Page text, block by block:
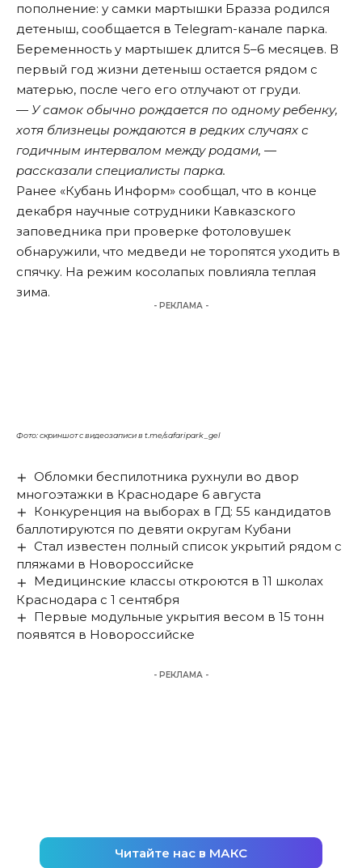
пополнение: у самки мартышки Бразза родился
детеныш, сообщается в Telegram-канале парка.
Беременность у мартышек длится 5–6 месяцев. В
первый год жизни детеныш остается рядом с
матерью, после чего его отлучают от груди.
— У самок обычно рождается по одному ребенку,
хотя близнецы рождаются в редких случаях с
годичным интервалом между родами, —
рассказали специалисты парка.
Ранее «Кубань Информ» сообщал, что в конце
декабря научные сотрудники Кавказского
заповедника при проверке фотоловушек
обнаружили, что медведи не торопятся уходить в
спячку. На режим косолапых повлияла теплая
зима.
- РЕКЛАМА -
Фото: скриншот с видеозаписи в t.me/safaripark_gel
Обломки беспилотника рухнули во двор
многоэтажки в Краснодаре 6 августа
Конкуренция на выборах в ГД: 55 кандидатов
баллотируются по девяти округам Кубани
Стал известен полный список укрытий рядом с
пляжами в Новороссийске
Медицинские классы откроются в 11 школах
Краснодара с 1 сентября
Первые модульные укрытия весом в 15 тонн
появятся в Новороссийске
- РЕКЛАМА -
Читайте нас в МАКС